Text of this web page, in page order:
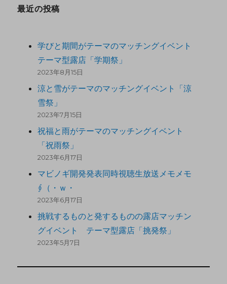
最近の投稿
学びと期間がテーマのマッチングイベント
テーマ型露店「学期祭」
2023年8月15日
涼と雪がテーマのマッチングイベント「涼
雪祭」
2023年7月15日
祝福と雨がテーマのマッチングイベント
「祝雨祭」
2023年6月17日
マビノギ開発発表同時視聴生放送メモメモ
∮（・ｗ・
2023年6月17日
挑戦するものと発するものの露店マッチン
グイベント テーマ型露店「挑発祭」
2023年5月7日